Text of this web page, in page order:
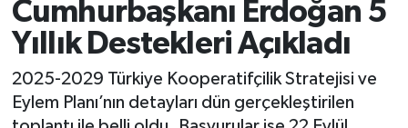
Cumhurbaşkanı Erdoğan 5
Yıllık Destekleri Açıkladı
2025-2029 Türkiye Kooperatifçilik Stratejisi ve
Eylem Planı’nın detayları dün gerçekleştirilen
Tüm Manşetler
Haber Arşivi